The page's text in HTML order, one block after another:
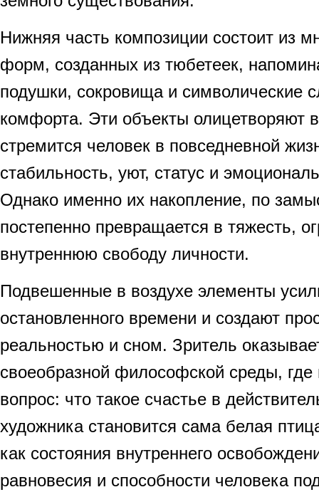
Нижняя часть композиции состоит из
форм, созданных из тюбетеек,
подушки, сокровища и символические
комфорта. Эти объекты олицетворяют
стремится человек в повседневной
стабильность, уют, статус и
Однако именно их накопление, по
постепенно превращается в тяжесть,
внутреннюю свободу личности.
Подвешенные в воздухе элементы
остановленного времени и создают
реальностью и сном. Зритель
своеобразной философской среды, где
вопрос: что такое счастье в
художника становится сама белая
как состояния внутреннего
равновесия и способности человека